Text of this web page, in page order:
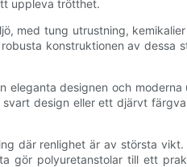
uppleva trötthet.
med tung utrustning,
konstruktionen av dessa
designen och
design eller ett djärvt
där renlighet är av största
gör polyuretanstolar till ett